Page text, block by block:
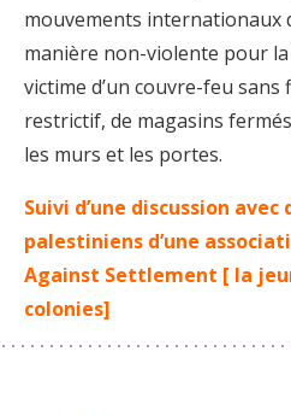
mouvements internationaux
manière non-violente pour
victime d’un couvre-feu sans
restrictif, de magasins
les murs et les portes.
Suivi d’une discussion
palestiniens d’une
Against Settlement [ la
colonies]